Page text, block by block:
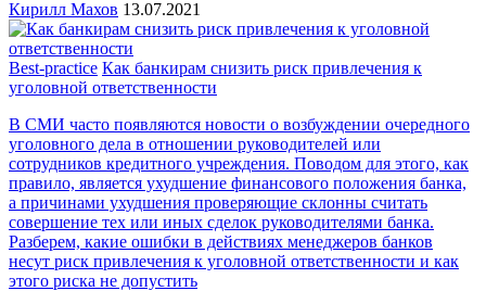
Кирилл Махов 13.07.2021
Best-practice Как банкирам снизить риск привлечения к
уголовной ответственности
В СМИ часто появляются новости о возбуждении очередного
уголовного дела в отношении руководителей или
сотрудников кредитного учреждения. Поводом для этого, как
правило, является ухудшение финансового положения банка,
а причинами ухудшения проверяющие склонны считать
совершение тех или иных сделок руководителями банка.
Разберем, какие ошибки в действиях менеджеров банков
несут риск привлечения к уголовной ответственности и как
этого риска не допустить